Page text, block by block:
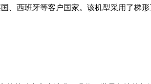
、西班牙等客户国家。该机型采用了梯